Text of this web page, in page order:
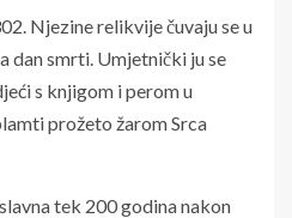
Njezine relikvije čuvaju se u
dan smrti. Umjetnički ju se
s knjigom i perom u
prožeto žarom Srca
tek 200 godina nakon